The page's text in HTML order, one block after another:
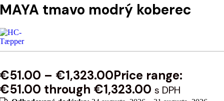
MAYA tmavo modrý koberec
€51.00 – €1,323.00Price range:
€51.00 through €1,323.00 s DPH